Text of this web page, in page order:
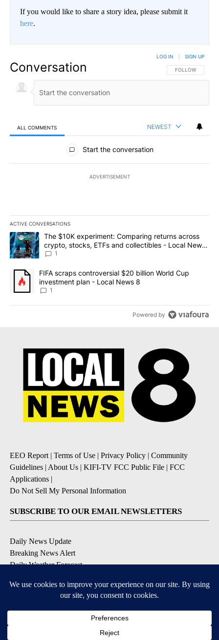
If you would like to share a story idea, please submit it
here.
Conversation FOLLOW THIS
FOLLOW
LOG IN SIGN UP
ALL COMMENTS NEWEST
All Comments
Start the conversation
ADVERTISEMENT
ACTIVE CONVERSATIONS
The following is a list of the most commented articles in the last
A trending article titled "The $10K experiment: Comparing
The $10K experiment: Comparing returns across
crypto, stocks, ETFs and collectibles - Local News
8
1
A trending article titled "FIFA scraps controversial $20 billion
FIFA scraps controversial $20 billion World Cup
investment plan - Local News 8
1
Powered by
EEO Report| Terms of Use | Privacy Policy | Community
Guidelines | About Us | KIFI-TV FCC Public File | FCC
Applications |
Do Not Sell My Personal Information
SUBSCRIBE TO OUR EMAIL NEWSLETTERS
Daily News Update
Breaking News Alert
Daily Weather Forecast
Contests and Promotions
DOWNLOAD OUR APPS